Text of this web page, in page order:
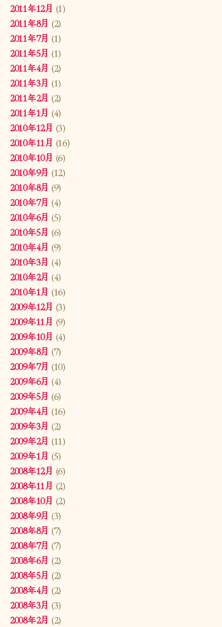
2011年12月 (1)
2011年8月 (2)
2011年7月 (1)
2011年5月 (1)
2011年4月 (2)
2011年3月 (1)
2011年2月 (2)
2011年1月 (4)
2010年12月 (3)
2010年11月 (16)
2010年10月 (6)
2010年9月 (12)
2010年8月 (9)
2010年7月 (4)
2010年6月 (5)
2010年5月 (6)
2010年4月 (9)
2010年3月 (4)
2010年2月 (4)
2010年1月 (16)
2009年12月 (3)
2009年11月 (9)
2009年10月 (4)
2009年8月 (7)
2009年7月 (10)
2009年6月 (4)
2009年5月 (6)
2009年4月 (16)
2009年3月 (2)
2009年2月 (11)
2009年1月 (5)
2008年12月 (6)
2008年11月 (2)
2008年10月 (2)
2008年9月 (3)
2008年8月 (7)
2008年7月 (7)
2008年6月 (2)
2008年5月 (2)
2008年4月 (2)
2008年3月 (3)
2008年2月 (2)